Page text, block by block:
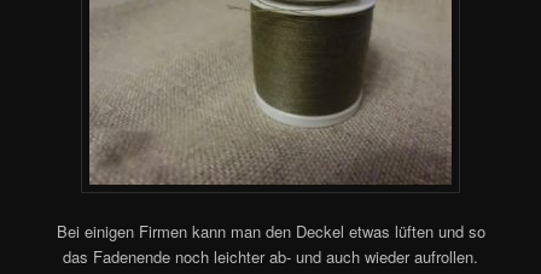
Bei einigen Firmen kann man den Deckel etwas lüften und so
das Fadenende noch leichter ab- und auch wieder aufrollen.